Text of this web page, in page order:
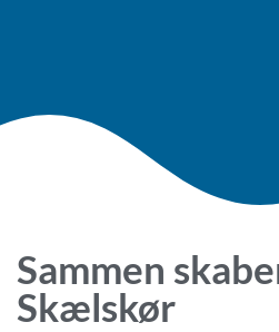
Sammen
Skælskør